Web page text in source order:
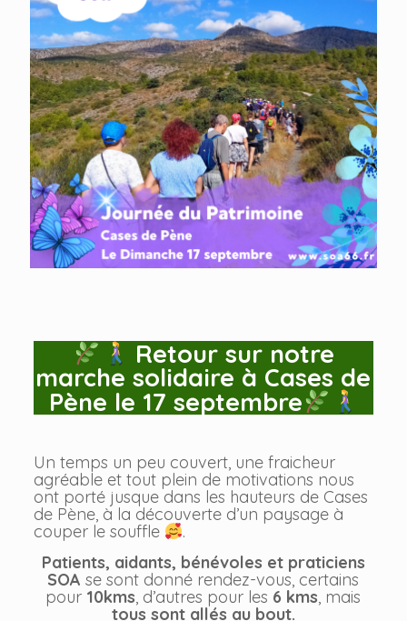
Retour sur notre
marche solidaire à Cases de
Pène le 17 septembre
Un temps un peu couvert, une fraicheur
agréable et tout plein de motivations nous
ont porté jusque dans les hauteurs de Cases
de Pène, à la découverte d’un paysage à
couper le souffle
.
Patients, aidants, bénévoles et praticiens
SOA se sont donné rendez-vous, certains
pour 10kms, d’autres pour les 6 kms, mais
tous sont allés au bout.